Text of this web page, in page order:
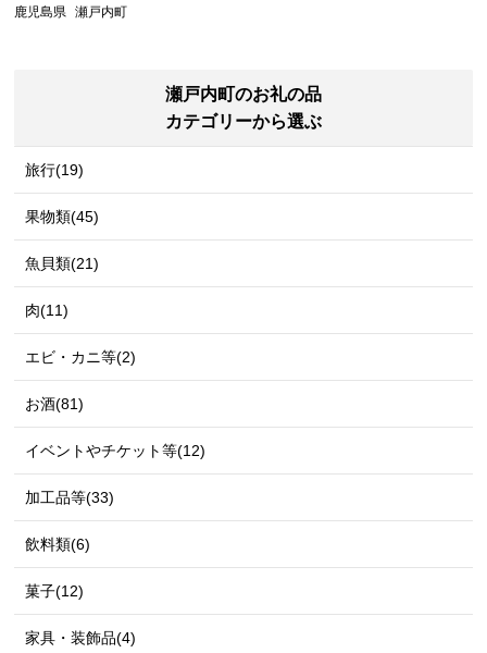
鹿児島県
瀬戸内町
瀬戸内町のお礼の品
カテゴリーから選ぶ
旅行(19)
果物類(45)
魚貝類(21)
肉(11)
エビ・カニ等(2)
お酒(81)
イベントやチケット等(12)
加工品等(33)
飲料類(6)
菓子(12)
家具・装飾品(4)